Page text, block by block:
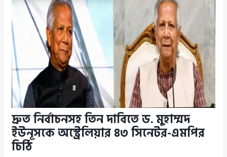
দ্রুত নির্বাচনসহ তিন দাবিতে ড. মুহাম্মদ
ইউনূসকে অস্ট্রেলিয়ার ৪৩ সিনেটর-এমপির
চিঠি